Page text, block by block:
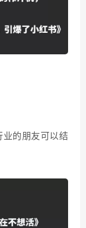
业的朋友可以结